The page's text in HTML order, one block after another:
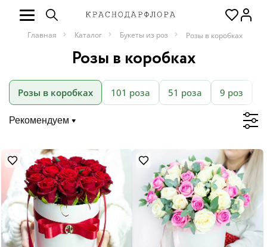
Главная Каталог Букеты из роз Розы в коробках
Розы в коробках
Розы в коробках 101 роза 51 роза 9 роз
Рекомендуем